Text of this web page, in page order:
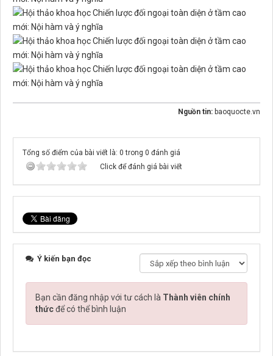
Nguồn tin: baoquocte.vn
Tổng số điểm của bài viết là: 0 trong 0 đánh giá
Click để đánh giá bài viết
Ý kiến bạn đọc
Bạn cần đăng nhập với tư cách là Thành viên chính
thứcđể có thể bình luận